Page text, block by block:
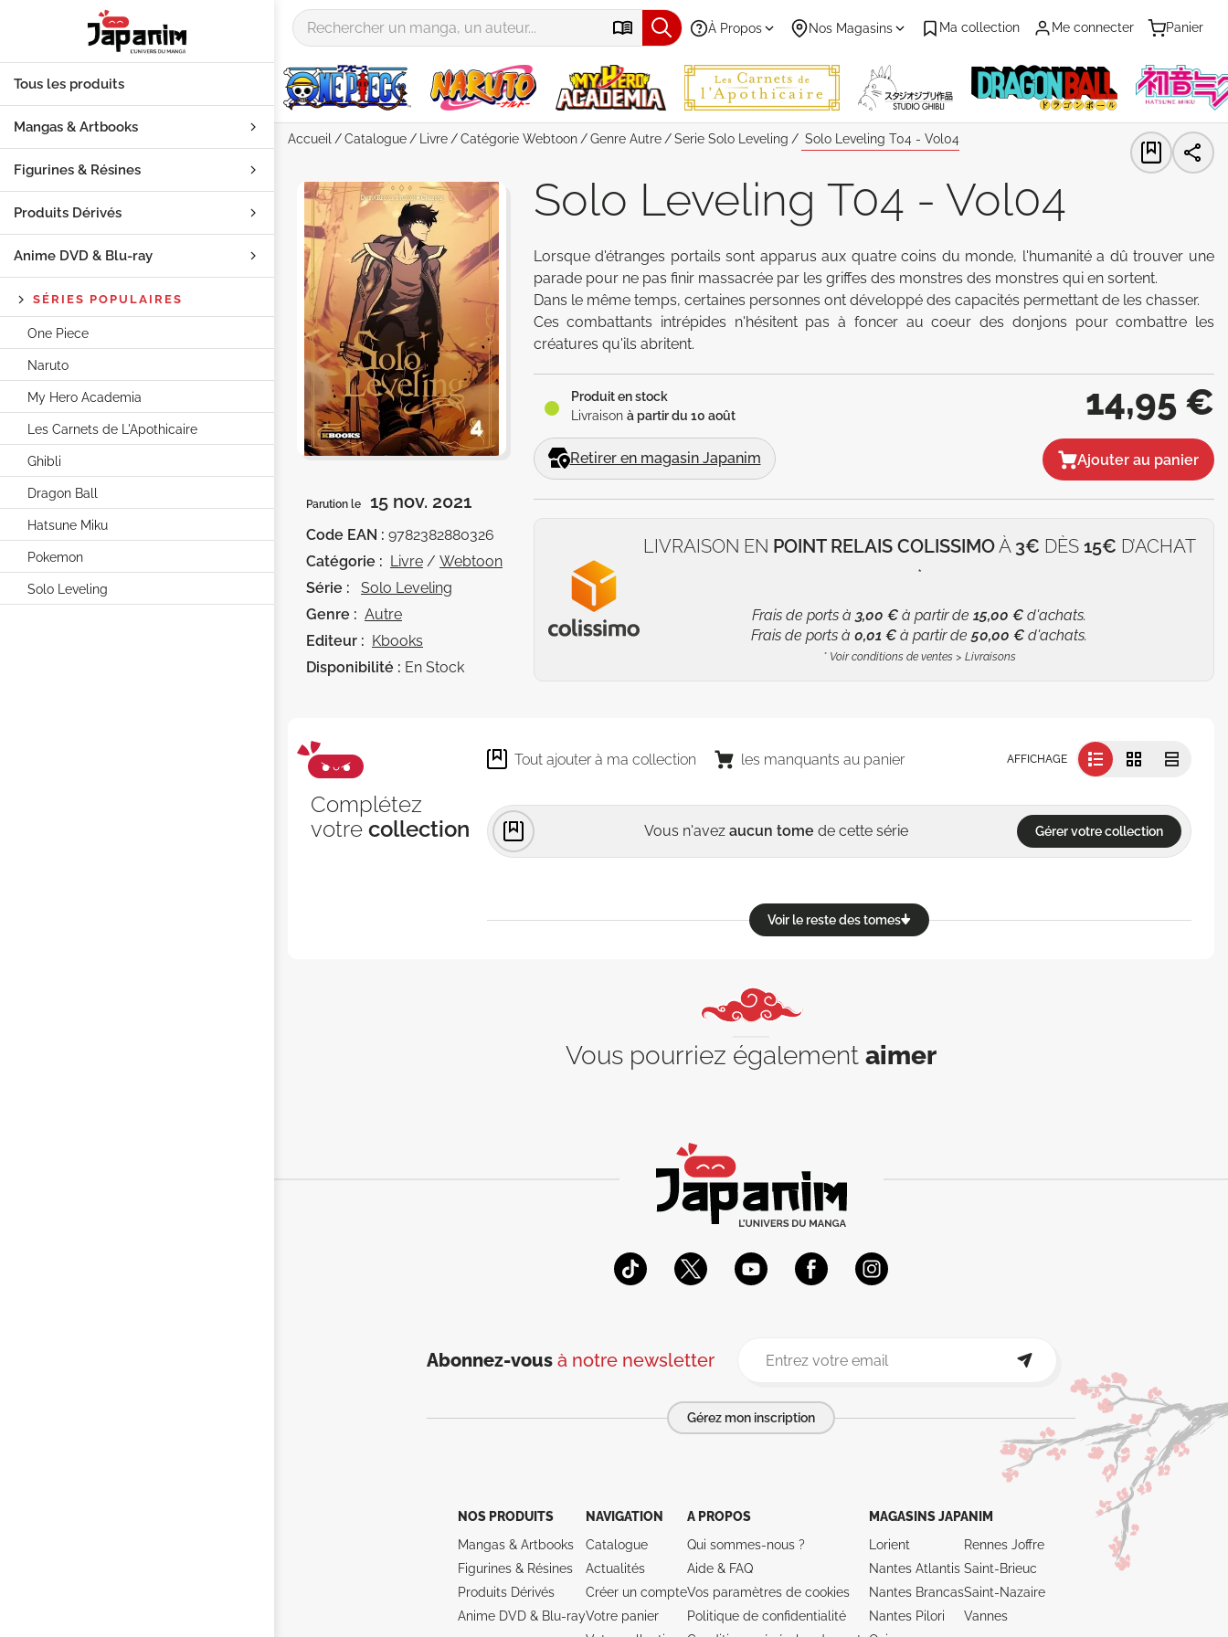
À Propos Nos Magasins Ma collection Me connecter Panier
Tous les produits
Mangas & Artbooks
Figurines & Résines
Produits Dérivés
Anime DVD & Blu‑ray
SÉRIES POPULAIRES
One Piece
Naruto
My Hero Academia
Les Carnets de L'Apothicaire
Ghibli
Dragon Ball
Hatsune Miku
Pokemon
Solo Leveling
Accueil Catalogue Livre Catégorie Webtoon Genre Autre Serie Solo Leveling Solo Leveling T04 - Vol04
Solo Leveling T04 - Vol04
Lorsque d'étranges portails sont apparus aux quatre coins du monde, l'humanité a dû trouver une
parade pour ne pas finir massacrée par les griffes des monstres des monstres qui en sortent.
Dans le même temps, certaines personnes ont développé des capacités permettant de les chasser.
Ces combattants intrépides n'hésitent pas à foncer au coeur des donjons pour combattre les
créatures qu'ils abritent.
Produit en stock
Livraison à partir du 10 août
Retirer en magasin Japanim
14,95 €
Ajouter au panier
LIVRAISON EN POINT RELAIS COLISSIMOÀ 3€ DÈS 15€ D’ACHAT
*
Frais de ports à3,00 € à partir de15,00 € d'achats.
Frais de ports à0,01 € à partir de50,00 € d'achats.
* Voir conditions de ventes > Livraisons
Parution le 15 nov. 2021
Code EAN : 9782382880326
Catégorie : Livre / Webtoon
Série :
Solo Leveling
Genre : Autre
Editeur : Kbooks
Disponibilité : En Stock
Complétez
votre collection
Tout ajouter à ma collection les manquants au panier AFFICHAGE
Vous n'avez aucun tome de cette série Gérer votre collection
Voir le reste des tomes
Vous pourriez également aimer
Abonnez-vous à notre newsletter
Gérez mon inscription
NOS PRODUITS
Mangas & Artbooks
Figurines & Résines
Produits Dérivés
Anime DVD & Blu‑ray
NAVIGATION
Catalogue
Actualités
Créer un compte
Votre panier
A PROPOS
Qui sommes-nous ?
Aide & FAQ
Vos paramètres de cookies
Politique de confidentialité
MAGASINS JAPANIM
Lorient
Nantes Atlantis
Nantes Brancas
Nantes Pilori
Rennes Joffre
Saint-Brieuc
Saint-Nazaire
Vannes